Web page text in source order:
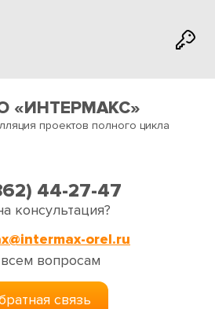
«ИНТЕРМАКС»
проектов полного цикла
44-27-47
консультация?
orel.ru
вопросам
связь